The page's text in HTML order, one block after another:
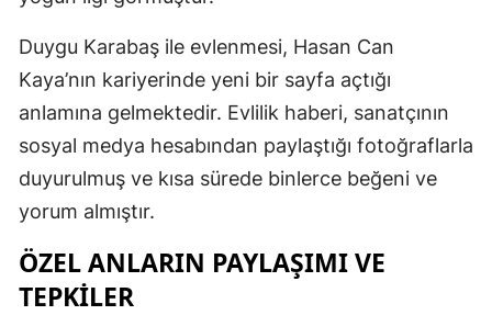
Rize
Sakarya
Duygu Karabaş ile evlenmesi, Hasan Can
Kaya’nın kariyerinde yeni bir sayfa açtığı
anlamına gelmektedir. Evlilik haberi, sanatçının
sosyal medya hesabından paylaştığı fotoğraflarla
duyurulmuş ve kısa sürede binlerce beğeni ve
yorum almıştır.
ÖZEL ANLARIN PAYLAŞIMI VE
TEPKILER